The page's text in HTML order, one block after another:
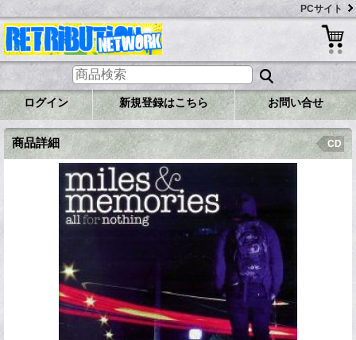
PCサイト
ログイン 新規登録はこちら お問い合せ
商品詳細 CD